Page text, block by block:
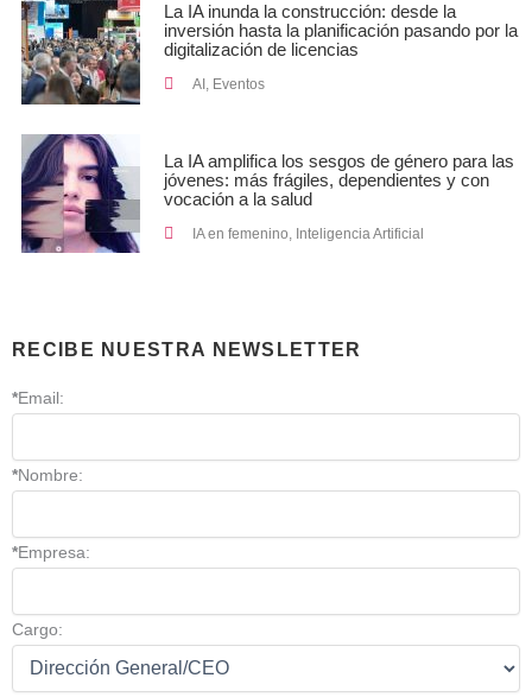
La IA inunda la construcción: desde la
inversión hasta la planificación pasando por la
digitalización de licencias
AI , Eventos
La IA amplifica los sesgos de género para las
jóvenes: más frágiles, dependientes y con
vocación a la salud
IA en femenino, Inteligencia Artificial
RECIBE NUESTRA NEWSLETTER
*Email:
*Nombre:
*Empresa:
Cargo: